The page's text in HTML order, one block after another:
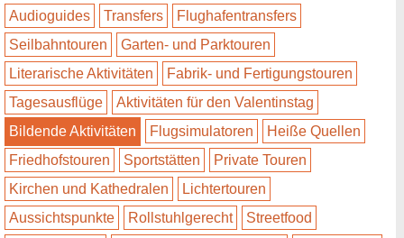
Audioguides
Transfers
Flughafentransfers
Seilbahntouren
Garten- und Parktouren
Literarische Aktivitäten
Fabrik- und Fertigungstouren
Tagesausflüge
Aktivitäten für den Valentinstag
Bildende Aktivitäten
Flugsimulatoren
Heiße Quellen
Friedhofstouren
Sportstätten
Private Touren
Kirchen und Kathedralen
Lichtertouren
Aussichtspunkte
Rollstuhlgerecht
Streetfood